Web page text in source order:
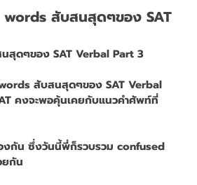
words สับสนสุดๆของ SAT
สุดๆของ SAT Verbal Part 3
สับสนสุดๆของ SAT Verbal
คงจะพอคุ้นเคยกับแนวคำศัพท์ที่
งกัน ซึ่งวันนี้พี่ก็รวบรวม confused
ยกัน